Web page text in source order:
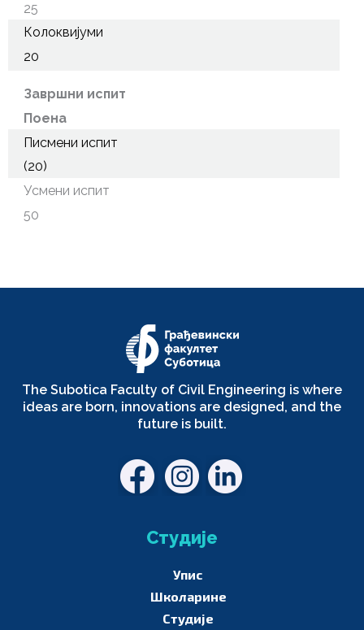
25
Колоквијуми
20
Завршни испит
Поена
Писмени испит
(20)
Усмени испит
50
The Subotica Faculty of Civil Engineering is where
ideas are born, innovations are designed, and the
future is built.
Студије
Упис
Школарине
Студије